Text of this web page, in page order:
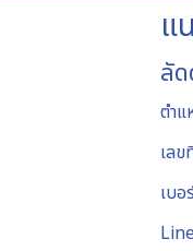
แ
ลั
ตำแ
เล
เบ